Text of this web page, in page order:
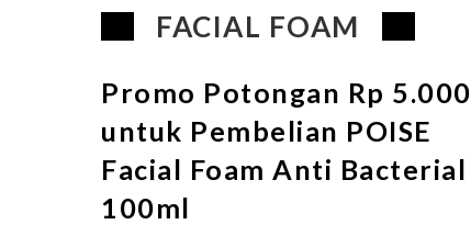
FACIAL FOAM
Promo Potongan Rp 5.000
untuk Pembelian POISE
Facial Foam Anti Bacterial
100ml